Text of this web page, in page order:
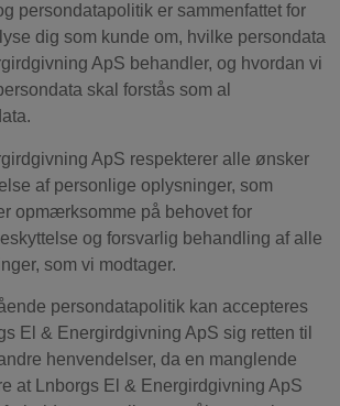
persondatapolitik er sammenfattet for
dig som kunde om, hvilke persondata
ApS behandler, og hvordan vi
skal forstås som al
ApS respekterer alle ønsker
af personlige oplysninger, som
opmærksomme på behovet for
og forsvarlig behandling af alle
som vi modtager.
persondatapolitik kan accepteres
El & Energirdgivning ApS sig retten til
henvendelser, da en manglende
at Lnborgs El & Energirdgivning ApS